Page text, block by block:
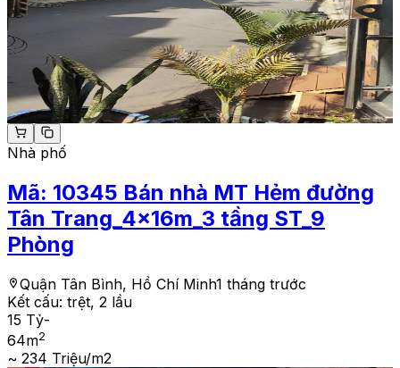
Nhà phố
Mã: 10345 Bán nhà MT Hẻm đường
Tân Trang_4x16m_3 tầng ST_9
Phòng
Quận Tân Bình, Hồ Chí Minh1 tháng trước
Kết cấu: trệt, 2 lầu
15 Tỷ-
64m2
~ 234 Triệu/m2